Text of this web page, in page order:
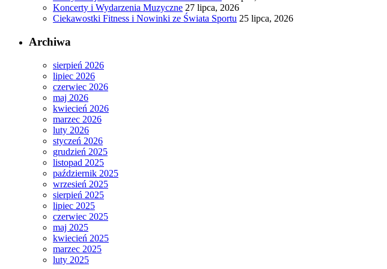
Koncerty i Wydarzenia Muzyczne 27 lipca, 2026
Ciekawostki Fitness i Nowinki ze Świata Sportu 25 lipca, 2026
Archiwa
sierpień 2026
lipiec 2026
czerwiec 2026
maj 2026
kwiecień 2026
marzec 2026
luty 2026
styczeń 2026
grudzień 2025
listopad 2025
październik 2025
wrzesień 2025
sierpień 2025
lipiec 2025
czerwiec 2025
maj 2025
kwiecień 2025
marzec 2025
luty 2025